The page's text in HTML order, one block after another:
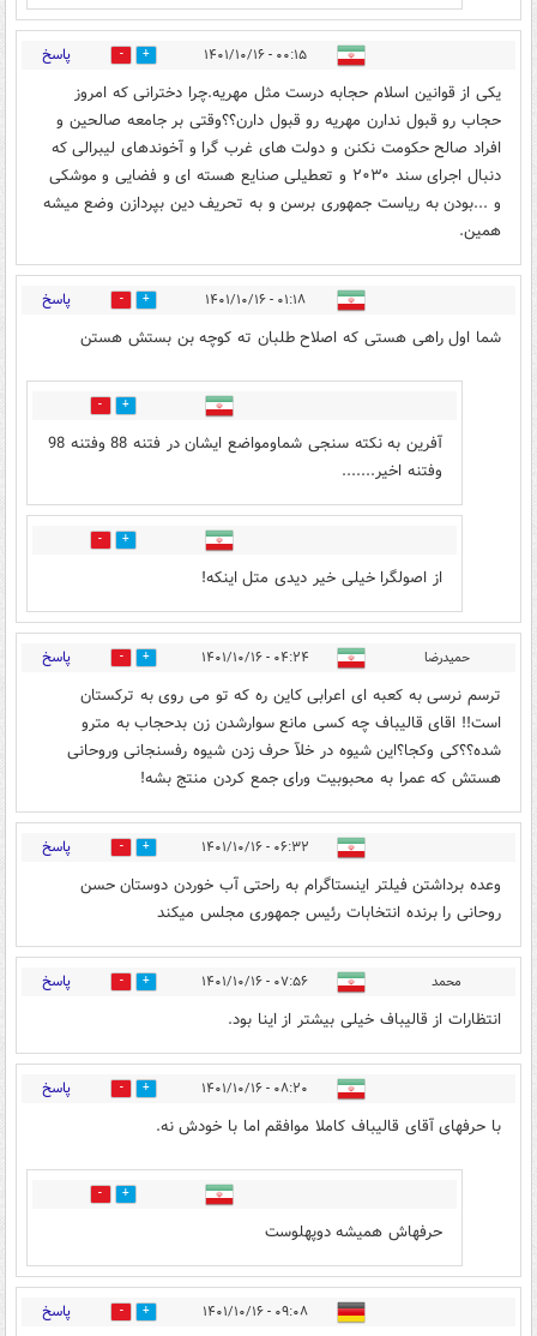
۰۰:۱۵ - ۱۴۰۱/۱۰/۱۶ 18 پاسخ
یکی از قوانین اسلام حجابه درست مثل مهریه.چرا دخترانی که امروز
حجاب رو قبول ندارن مهریه رو قبول دارن؟؟وقتی بر جامعه صالحین و
افراد صالح حکومت نکنن و دولت های غرب گرا و آخوندهای لیبرالی که
دنبال اجرای سند ۲۰۳۰ و تعطیلی صنایع هسته ای و فضایی و موشکی
و ...بودن به ریاست جمهوری برسن و به تحریف دین بپردازن وضع میشه
همین.
۰۱:۱۸ - ۱۴۰۱/۱۰/۱۶ 10 پاسخ
شما اول راهی هستی که اصلاح طلبان ته کوچه بن بستش هستن
5
آفرین به نکته سنجی شماومواضع ایشان در فتنه 88 وفتنه 98
وفتنه اخیر.......
12
از اصولگرا خیلی خیر دیدی متل اینکه!
حمیدرضا ۰۴:۲۴ - ۱۴۰۱/۱۰/۱۶ 14 پاسخ
ترسم نرسی به کعبه ای اعرابی کاین ره که تو می روی به ترکستان
است!! اقای قالیباف چه کسی مانع سوارشدن زن بدحجاب به مترو
شده؟؟کی وکجا؟این شیوه در خلآ حرف زدن شیوه رفسنجانی وروحانی
هستش که عمرا به محبوبیت ورای جمع کردن منتج بشه!
۰۶:۳۲ - ۱۴۰۱/۱۰/۱۶ 0 پاسخ
وعده برداشتن فیلتر اینستاگرام به راحتی آب خوردن دوستان حسن
روحانی را برنده انتخابات رئیس جمهوری ‌‌مجلس میکند
محمد ۰۷:۵۶ - ۱۴۰۱/۱۰/۱۶ 2 پاسخ
انتظارات از قالیباف خیلی بیشتر از اینا بود.
۰۸:۲۰ - ۱۴۰۱/۱۰/۱۶ 3 پاسخ
با حرفهای آقای قالیباف کاملا موافقم اما با خودش نه.
14
حرفهاش همیشه دوپهلوست
۰۹:۰۸ - ۱۴۰۱/۱۰/۱۶ 1 پاسخ